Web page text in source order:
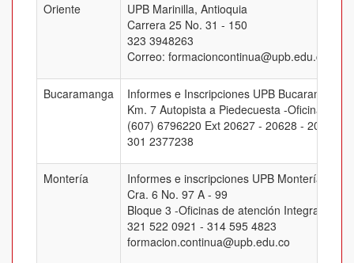
Oriente
UPB Marinilla, Antioquia
Carrera 25 No. 31 - 150
323 3948263
Correo: formacioncontinua@upb.edu.co
Bucaramanga
Informes e Inscripciones UPB Bucaramanga
Km. 7 Autopista a Piedecuesta -Oficina J-205
(607) 6796220 Ext 20627 - 20628 - 20629 -
301 2377238
Montería
Informes e inscripciones UPB Montería
Cra. 6 No. 97 A - 99
Bloque 3 -Oficinas de atención Integral
321 522 0921 - 314 595 4823
formacion.continua@upb.edu.co